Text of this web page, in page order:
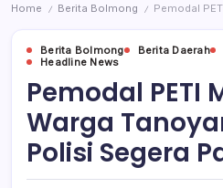
Home / Berita Bolmong / Pemodal PETI
Berita Bolmong Berita Daerah
Headline News
Pemodal PETI
Warga
Polisi Segera